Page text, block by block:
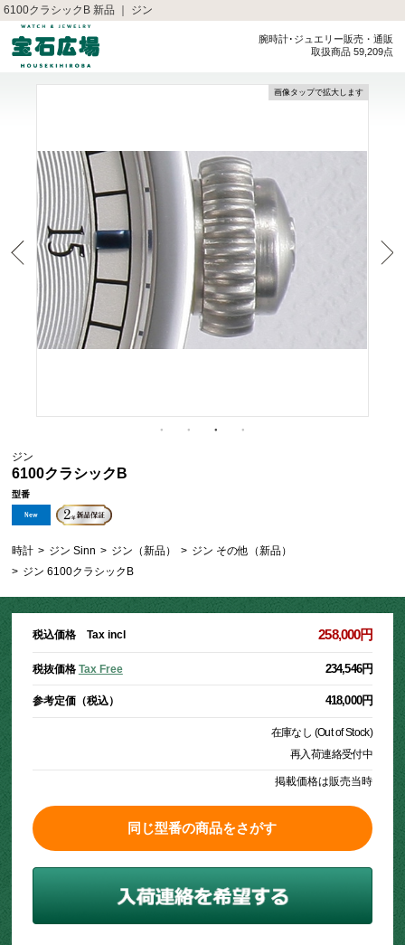
6100クラシックB 新品 ｜ ジン
腕時計･ジュエリー販売・通販
取扱商品 59,209点
画像タップで拡大します
ジン
6100クラシックB
型番
時計 > ジン Sinn > ジン（新品） > ジン その他（新品）
> ジン 6100クラシックB
税込価格 Tax incl 258,000円
税抜価格 Tax Free 234,546円
参考定価（税込） 418,000円
在庫なし (Out of Stock)
再入荷連絡受付中
掲載価格は販売当時
同じ型番の商品をさがす